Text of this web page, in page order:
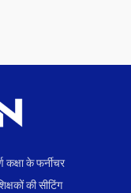
के फर्नीचर
की सीटिंग